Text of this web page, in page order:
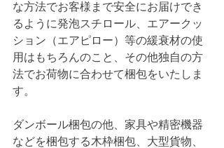
な方法でお客様まで安全にお届けでき
るように発泡スチロール、エアークッ
ション（エアピロー）等の緩衰材の使
用はもちろんのこと、その他独自の方
法でお荷物に合わせて梱包をいたしま
す。
ダンボール梱包の他、家具や精密機器
などを梱包する木枠梱包、大型貨物、